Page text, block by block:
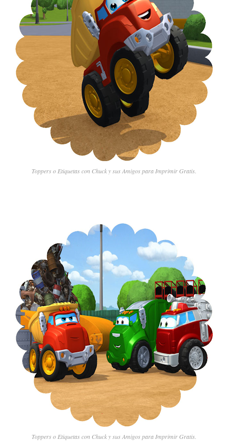
Toppers o Etiquetas con Chuck y sus Amigos para Imprimir Gratis.
Toppers o Etiquetas con Chuck y sus Amigos para Imprimir Gratis.